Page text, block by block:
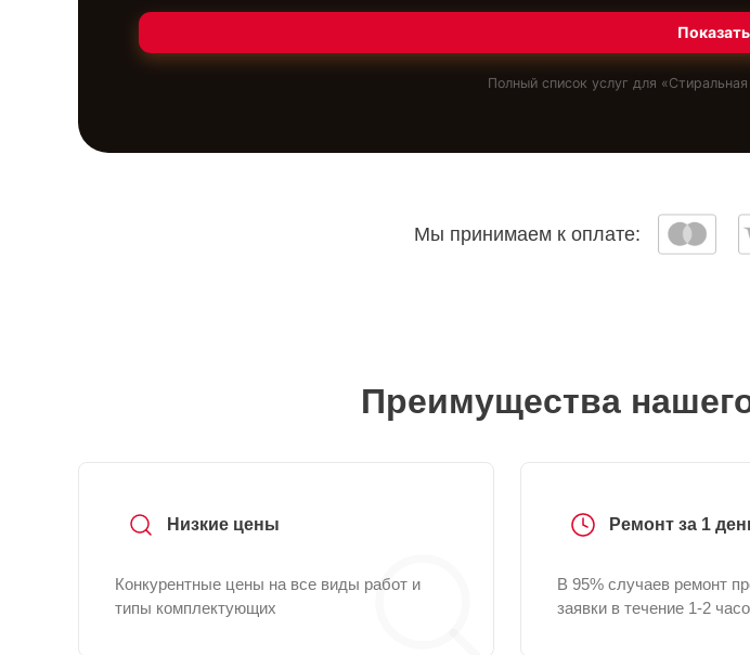
Полный список услуг для «
Мы принимаем к оплате:
Преимущества
Низкие цены
Конкурентные цены на все виды работ и
типы комплектующих
Ремонт за 1
В 95% случаев ремонт
заявки в течение 1-2